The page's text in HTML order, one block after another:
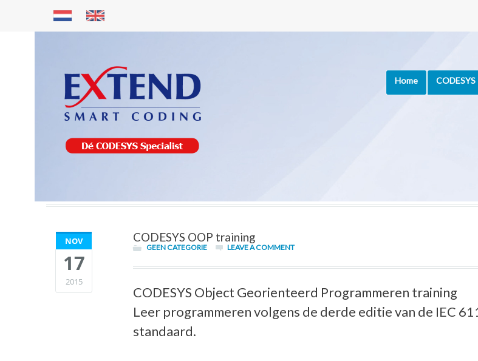
Home CODESYS
NOV
17
2015
CODESYS OOP training
GEEN CATEGORIE LEAVE A COMMENT
CODESYS Object Georienteerd Programmeren training
Leer programmeren volgens de derde editie van de IEC
standaard.